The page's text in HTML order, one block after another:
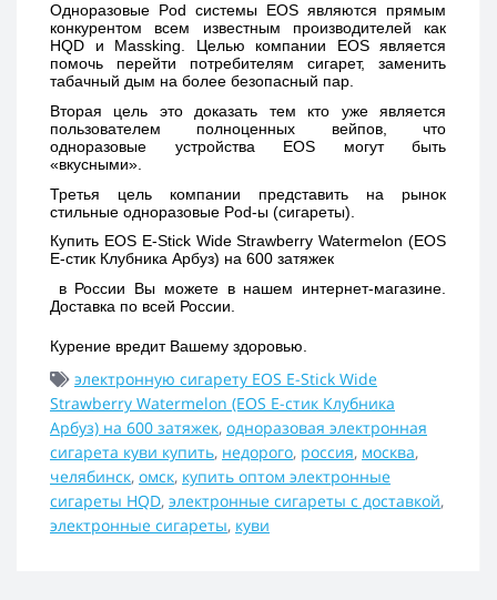
Одноразовые Pod системы EOS являются прямым
конкурентом всем известным производителей как
HQD и Massking. Целью компании EOS является
помочь перейти потребителям сигарет, заменить
табачный дым на более безопасный пар.
Вторая цель это доказать тем кто уже является
пользователем полноценных вейпов, что
одноразовые устройства EOS могут быть
«вкусными».
Третья цель компании представить на рынок
стильные одноразовые Pod-ы (сигареты).
Купить EOS E-Stick Wide Strawberry Watermelon (EOS
Е-стик Клубника Арбуз) на 600 затяжек
в России Вы можете в нашем интернет-магазине.
Доставка по всей России.
Курение вредит Вашему здоровью.
электронную сигарету EOS E-Stick Wide
Strawberry Watermelon (EOS Е-стик Клубника
Арбуз) на 600 затяжек, одноразовая электронная
сигарета куви купить, недорого, россия, москва,
челябинск, омск, купить оптом электронные
сигареты HQD, электронные сигареты с доставкой,
электронные сигареты, куви